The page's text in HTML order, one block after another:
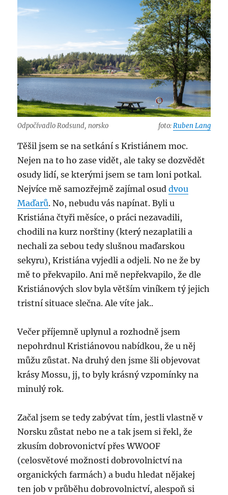
Odpočívadlo Rodsund, norsko foto:Ruben Lang
Těšil jsem se na setkání s Kristiánem moc.
Nejen na to ho zase vidět, ale taky se dozvědět
osudy lidí, se kterými jsem se tam loni potkal.
Nejvíce mě samozřejmě zajímal osuddvou
Maďarů. No, nebudu vás napínat. Byli u
Kristiána čtyři měsíce, o práci nezavadili,
chodili na kurz norštiny (který nezaplatili a
nechali za sebou tedy slušnou maďarskou
sekyru), Kristiána vyjedli a odjeli. No ne že by
mě to překvapilo. Ani mě nepřekvapilo, že dle
Kristiánových slov byla větším viníkem tý jejich
tristní situace slečna. Ale víte jak..
Večer příjemně uplynul a rozhodně jsem
nepohrdnul Kristiánovou nabídkou, že u něj
můžu zůstat. Na druhý den jsme šli objevovat
krásy Mossu, jj, to byly krásný vzpomínky na
minulý rok.
Začal jsem se tedy zabývat tím, jestli vlastně v
Norsku zůstat nebo ne a tak jsem si řekl, že
zkusím dobrovonictví přes WWOOF
(celosvětové možnosti dobrovolnictví na
organických farmách) a budu hledat nějakej
ten job v průběhu dobrovolnictví, alespoň si